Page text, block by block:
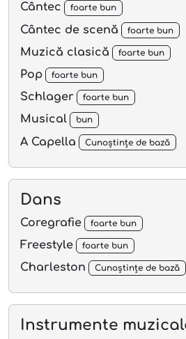
Cântec foarte bun
Cântec de scenă foarte bun
Muzică clasică foarte bun
Pop foarte bun
Schlager foarte bun
Musical bun
A Capella Cunoștințe de bază
Dans
Coregrafie foarte bun
Freestyle foarte bun
Charleston Cunoștințe de bază
Instrumente